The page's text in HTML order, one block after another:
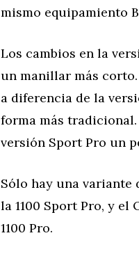
mismo equipamiento
Los cambios en la
un manillar más
a diferencia de la
forma más tradicional.
versión Sport Pro un
Sólo hay una variante
la 1100 Sport Pro, y
1100 Pro.